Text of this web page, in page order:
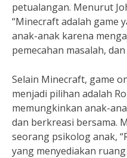
petualangan. Menurut
“Minecraft adalah game
anak-anak karena
pemecahan masalah,
Selain Minecraft, game
menjadi pilihan adalah
memungkinkan anak-
dan berkreasi bersama.
seorang psikolog anak,
yang menyediakan